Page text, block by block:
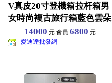
V真皮20寸登機箱拉杆箱男
女時尚複古旅行箱藍色雲朵
圖案 尺寸38×55
14000 元 會員6800 元
愛迪達批發網